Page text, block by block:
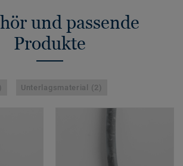
und passende
Produkte
Unterlagsmaterial (2)